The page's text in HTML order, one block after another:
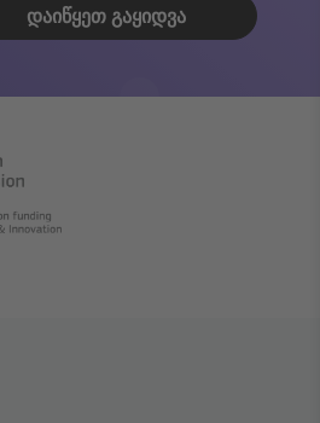
ᲓᲐᲘᲬᲧᲔᲗ ᲒᲐᲧᲘᲓᲕᲐ